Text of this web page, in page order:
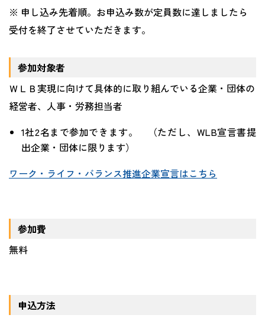
※ 申し込み先着順。お申込み数が定員数に達しましたら
受付を終了させていただきます。
参加対象者
ＷＬＢ実現に向けて具体的に取り組んでいる企業・団体の
経営者、人事・労務担当者
1社2名まで参加できます。 （ただし、 WLB宣言書提
出企業・団体に限ります）
ワーク・ライフ・バランス推進企業宣言はこちら
参加費
無料
申込方法